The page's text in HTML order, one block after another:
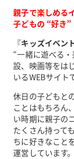
親子で楽しめる
子どもの “好き
『キッズイベン
“一緒に遊べる
設、映画等をは
いるWEBサイト
休日の子どもと
ことはもちろん
い時期に親子の
たくさん持って
ちに好きなこと
運営しています。